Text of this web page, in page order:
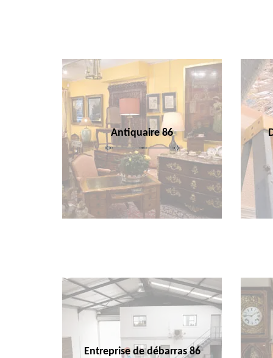
Antiquaire 86
Entreprise de débarras 86